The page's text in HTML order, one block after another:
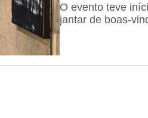
O evento teve
jantar de boas-